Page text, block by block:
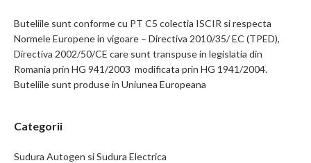
Buteliile sunt conforme cu PT C5 colectia ISCIR si respecta
Normele Europene in vigoare – Directiva 2010/35/ EC (TPED),
Directiva 2002/50/CE care sunt transpuse in legislatia din
Romania prin HG 941/2003 modificata prin HG 1941/2004.
Buteliile sunt produse in Uniunea Europeana
Categorii
Sudura Autogen si Sudura Electrica